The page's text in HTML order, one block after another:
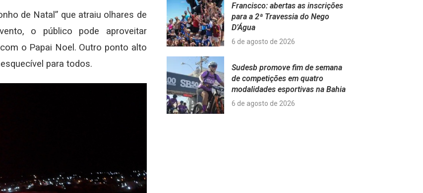
de Natal” que atraiu olhares de
o público pode aproveitar
o Papai Noel. Outro ponto alto
para todos.
Francisco: abertas as inscrições
para a 2ª Travessia do Nego
D’Água
6 de agosto de 2026
Sudesb promove fim de semana
de competições em quatro
modalidades esportivas na Bahia
6 de agosto de 2026